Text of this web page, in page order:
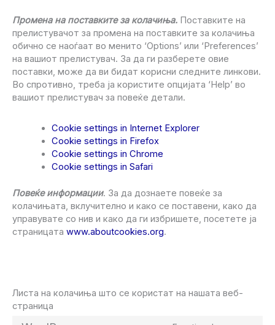
Промена на поставките за колачиња. Поставките на
прелистувачот за промена на поставките за колачиња
обично се наоѓаат во менито ‘Options’ или ‘Preferences’
на вашиот прелистувач. За да ги разберете овие
поставки, може да ви бидат корисни следните линкови.
Во спротивно, треба ја користите опцијата ‘Help’ во
вашиот прелистувач за повеќе детали.
Cookie settings in Internet Explorer
Cookie settings in Firefox
Cookie settings in Chrome
Cookie settings in Safari
Повеќе информации. За да дознаете повеќе за
колачињата, вклучително и како се поставени, како да
управувате со нив и како да ги избришете, посетете ја
страницата www.aboutcookies.org.
Листа на колачиња што се користат на нашата веб-
страница